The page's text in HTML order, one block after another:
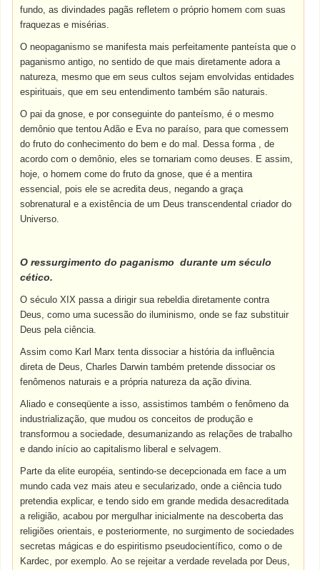
fundo, asdivindades pagãs refletem opróprio homem com suas
fraquezas emisérias.
O neopaganismo se manifesta mais perfeitamente panteísta que o
paganismo antigo, no sentido de que mais diretamente adora a
natureza, mesmo que em seus cultos sejam envolvidas entidades
espirituais, que em seu entendimento também são naturais.
O pai da gnose, e por conseguinte do panteísmo, é o mesmo
demônio que tentou Adão e Eva no paraíso, para que comessem
do fruto do conhecimento do bem e do mal. Dessa forma , de
acordo com o demônio, eles se tornariam como deuses. E assim,
hoje, o homem come do fruto da gnose, que é a mentira
essencial, pois ele se acredita deus, negando a graça
sobrenatural e a existência de um Deus transcendental criador do
Universo.
O ressurgimento do paganismo durante um século
cético.
O século XIX passa a dirigir sua rebeldia diretamente contra
Deus, como uma sucessão do iluminismo, onde se faz substituir
Deus pela ciência.
Assim como Karl Marx tenta dissociar a história da influência
direta de Deus, Charles Darwin também pretende dissociar os
fenômenos naturais e a própria natureza da ação divina.
Aliado e conseqüente a isso, assistimos também o fenômeno da
industrialização, que mudou os conceitos de produção e
transformou a sociedade, desumanizando as relações de trabalho
e dando início ao capitalismo liberal e selvagem.
Parte da elite européia, sentindo-se decepcionada em face a um
mundo cada vez mais ateu e secularizado, onde a ciência tudo
pretendia explicar, e tendo sido em grande medida desacreditada
a religião, acabou por mergulhar inicialmente na descoberta das
religiões orientais, e posteriormente, no surgimento de sociedades
secretas mágicas e do espiritismo pseudocientífico, como o de
Kardec, por exemplo. Ao se rejeitar a verdade revelada por Deus,